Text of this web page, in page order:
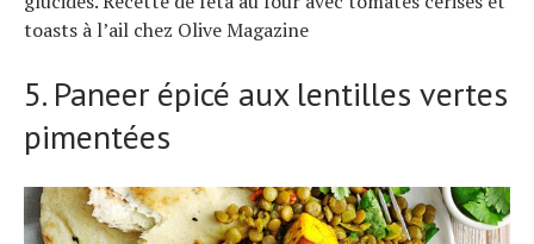
toasts à l’ail chez Olive Magazine
5. Paneer épicé aux lentilles vertes
pimentées